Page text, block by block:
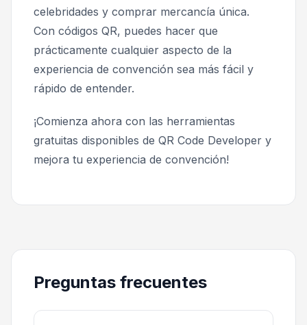
celebridades y comprar mercancía única.
Con códigos QR, puedes hacer que
prácticamente cualquier aspecto de la
experiencia de convención sea más fácil y
rápido de entender.
¡Comienza ahora con las herramientas
gratuitas disponibles de QR Code Developer y
mejora tu experiencia de convención!
Preguntas frecuentes